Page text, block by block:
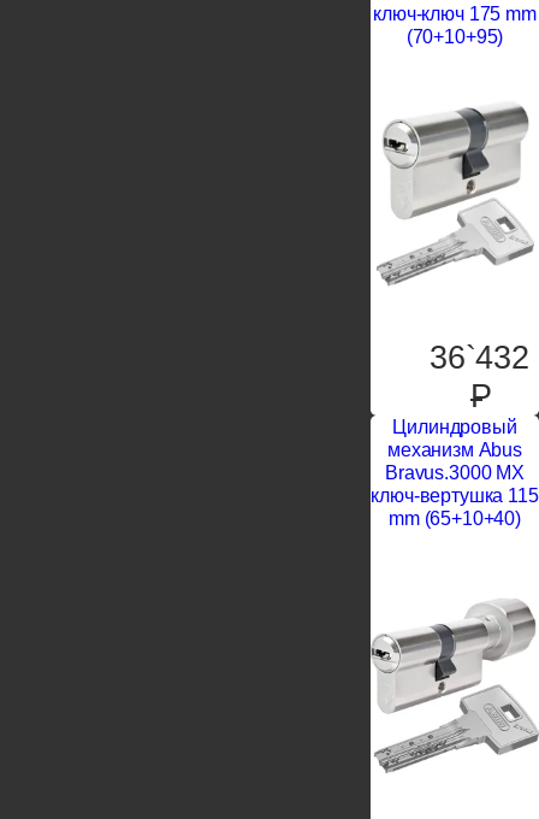
ключ-ключ 175 mm
(70+10+95)
36`432
P
Цилиндровый
механизм Abus
Bravus.3000 MX
ключ-вертушка 115
mm (65+10+40)